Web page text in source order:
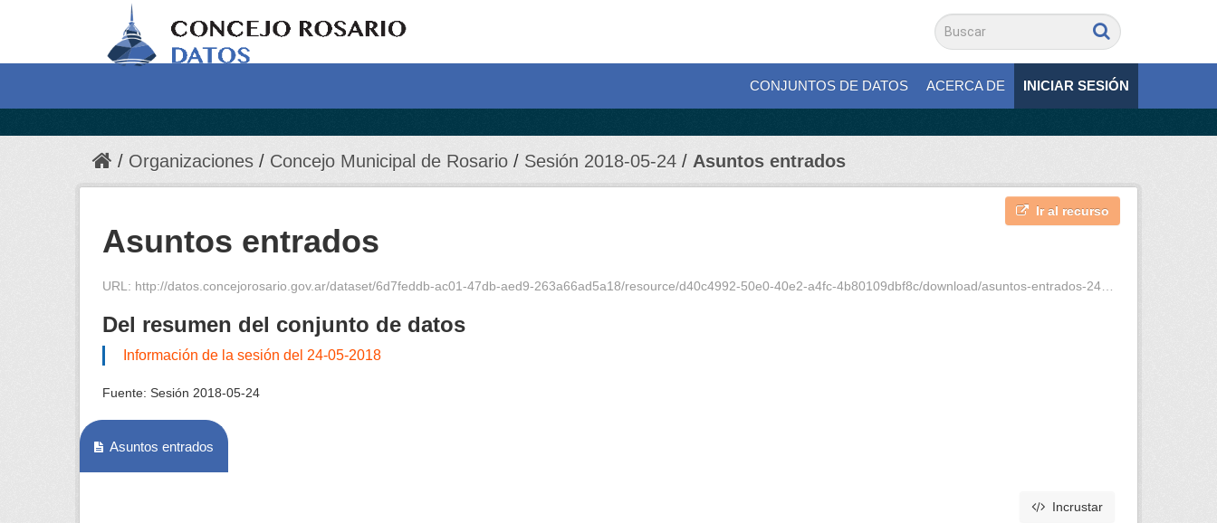
CONJUNTOS DE DATOS ACERCA DE INICIAR SESIÓN
Organizaciones Concejo Municipal de Rosario Sesión 2018-05-24 Asuntos entrados
Ir al recurso
Asuntos entrados
URL: http://datos.concejorosario.gov.ar/dataset/6d7feddb-ac01-47db-aed9-263a66ad5a18/resource/d40c4992-50e0-40e2-a4fc-4b80109dbf8c/download/asuntos-entrados-24-05-18.pdf
Del resumen del conjunto de datos
Información de la sesión del 24-05-2018
Fuente: Sesión 2018-05-24
Asuntos entrados
Incrustar